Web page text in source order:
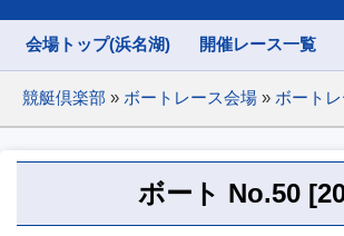
会場トップ(浜名湖) 開催レース一覧
競艇倶楽部 » ボートレース会場 » ボート
ボート No.50